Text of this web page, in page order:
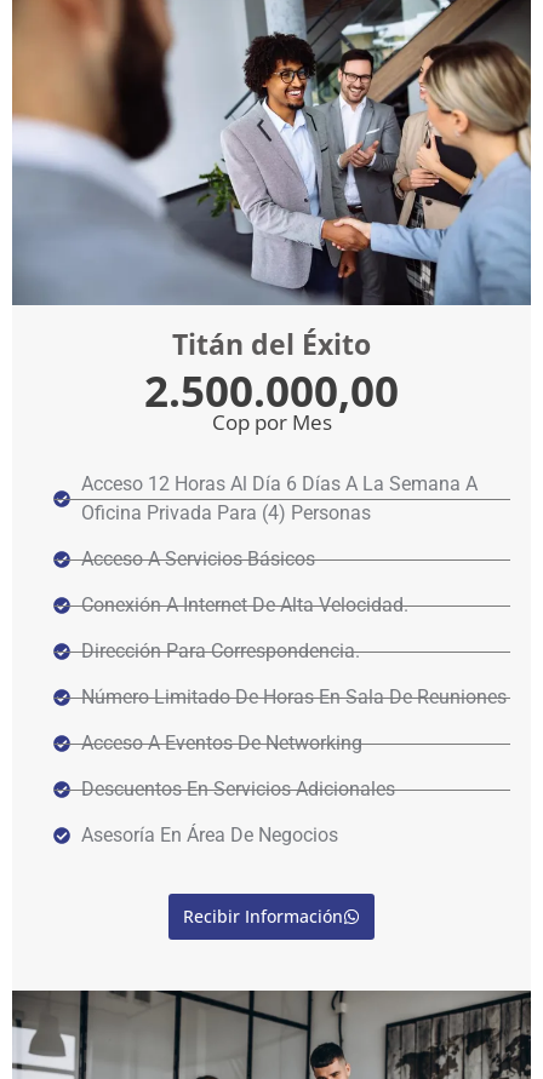
Titán del Éxito
2.500.000,00
Cop por Mes
Acceso 12 Horas Al Día 6 Días A La Semana A
Oficina Privada Para (4) Personas
Acceso A Servicios Básicos
Conexión A Internet De Alta Velocidad.
Dirección Para Correspondencia.
Número Limitado De Horas En Sala De Reuniones
Acceso A Eventos De Networking
Descuentos En Servicios Adicionales
Asesoría En Área De Negocios
Recibir Información